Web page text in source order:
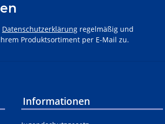
Datenschutzerklärung regelmäßig und
Produktsortiment per E-Mail zu.
Informationen